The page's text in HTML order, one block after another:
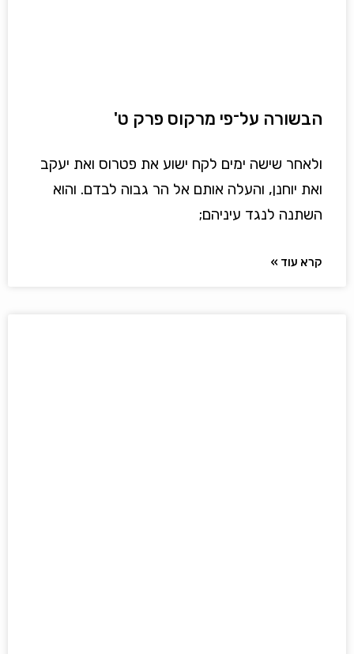
הבשורה על־פי מרקוס פרק ט'
ולאחר שישה ימים לקח ישוע את פטרוס ואת יעקב
ואת יוחנן, והעלה אותם אל הר גבוה לבדם. והוא
השתנה לנגד עיניהם;
קרא עוד »